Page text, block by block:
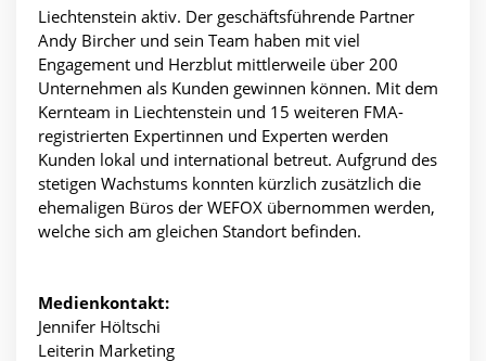
Liechtenstein aktiv. Der geschäftsführende Partner
Andy Bircher und sein Team haben mit viel
Engagement und Herzblut mittlerweile über 200
Unternehmen als Kunden gewinnen können. Mit dem
Kernteam in Liechtenstein und 15 weiteren FMA-
registrierten Expertinnen und Experten werden
Kunden lokal und international betreut. Aufgrund des
stetigen Wachstums konnten kürzlich zusätzlich die
ehemaligen Büros der WEFOX übernommen werden,
welche sich am gleichen Standort befinden.
Medienkontakt:
Jennifer Höltschi
Leiterin Marketing